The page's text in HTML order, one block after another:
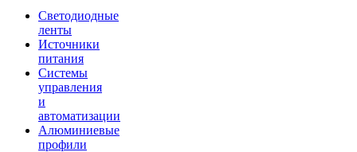
Светодиодные
ленты
Источники
питания
Системы
управления
и
автоматизации
Алюминиевые
профили